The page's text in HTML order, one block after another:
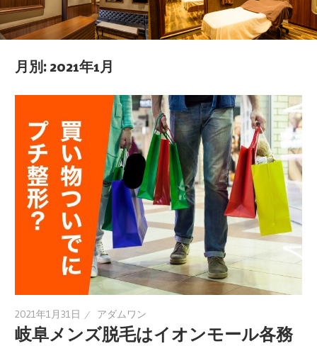
月別: 2021年1月
2021年1月31日 アダムワン
岐阜メンズ脱毛はイオンモール各務